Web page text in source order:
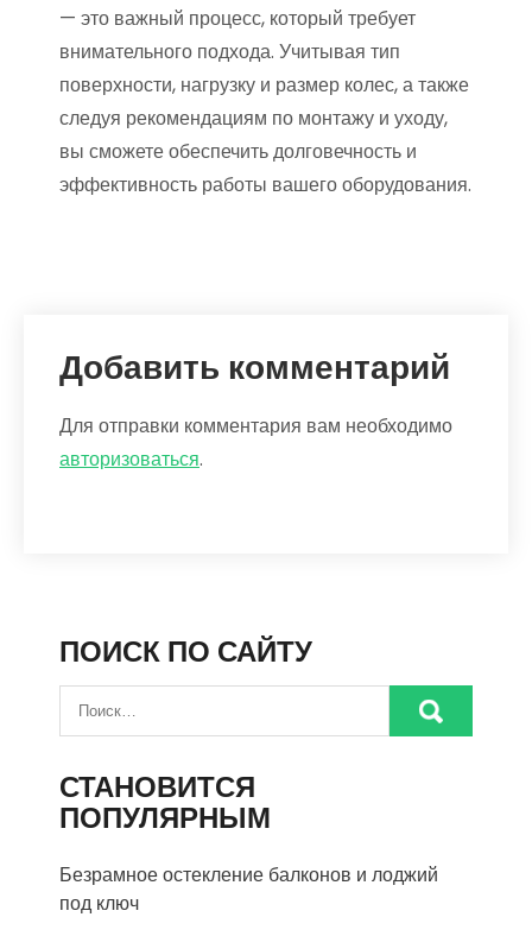
— это важный процесс, который требует
внимательного подхода. Учитывая тип
поверхности, нагрузку и размер колес, а также
следуя рекомендациям по монтажу и уходу,
вы сможете обеспечить долговечность и
эффективность работы вашего оборудования.
Добавить комментарий
Для отправки комментария вам необходимо
авторизоваться.
ПОИСК ПО САЙТУ
СТАНОВИТСЯ
ПОПУЛЯРНЫМ
Безрамное остекление балконов и лоджий
под ключ